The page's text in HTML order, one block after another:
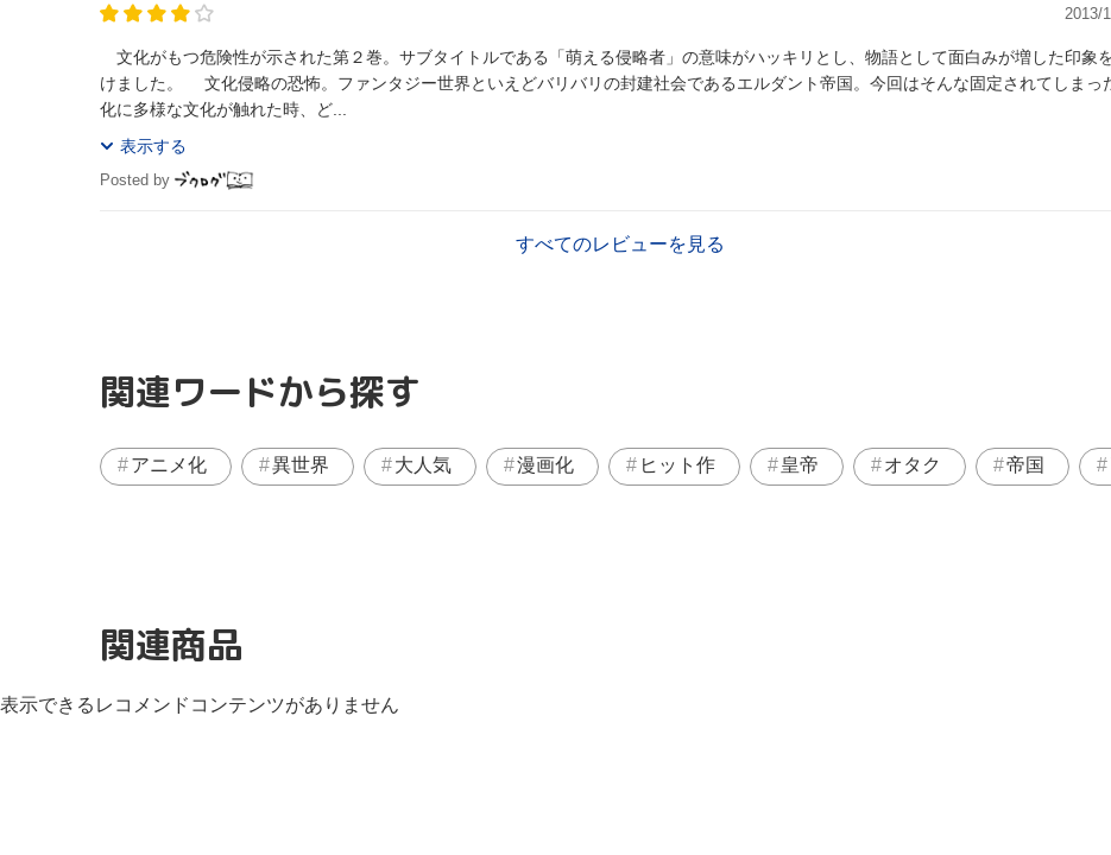
2013/
文化がもつ危険性が示された第２巻。サブタイトルである「萌える侵略者」の意味がハッキリとし、物語として面白みが増した印象
けました。 文化侵略の恐怖。ファンタジー世界といえどバリバリの封建社会であるエルダント帝国。今回はそんな固定されてしまった文
化に多様な文化が触れた時、ど...
表示する
Posted by
すべてのレビューを見る
関連ワードから探す
アニメ化 異世界 大人気 漫画化 ヒット作 皇帝 オタク 帝国
関連商品
表示できるレコメンドコンテンツがありません